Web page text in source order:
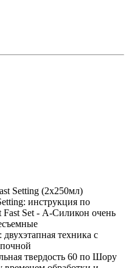
Setting (2х250мл)
инструкция по
Set - А-Силикон очень
техника с
твердость 60 по Шору